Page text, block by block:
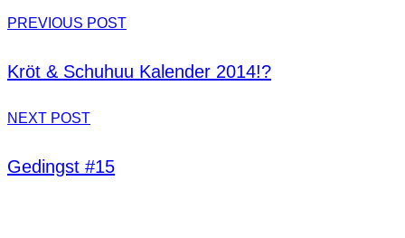
PREVIOUS POST
Kröt & Schuhuu Kalender 2014!?
NEXT POST
Gedingst #15